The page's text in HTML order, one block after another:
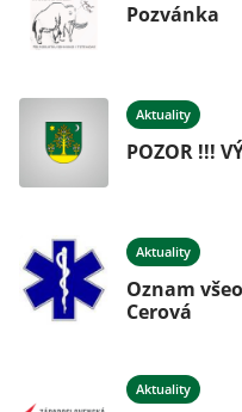
Pozvánka
Aktuality
POZOR !!!
Aktuality
Oznam
Cerová
Aktuality